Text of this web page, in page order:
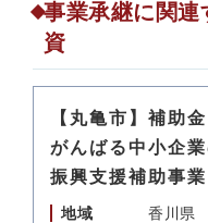
事業承継に関連
資
【丸亀市】補助
がんばる中小企
振興支援補助事業
地域 香川県